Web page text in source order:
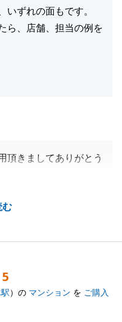
いずれの面もです。
ら、店舗、担当の例を
む
頂きましてありがとう
までスムーズにお引
5
）の マンション を ご購入